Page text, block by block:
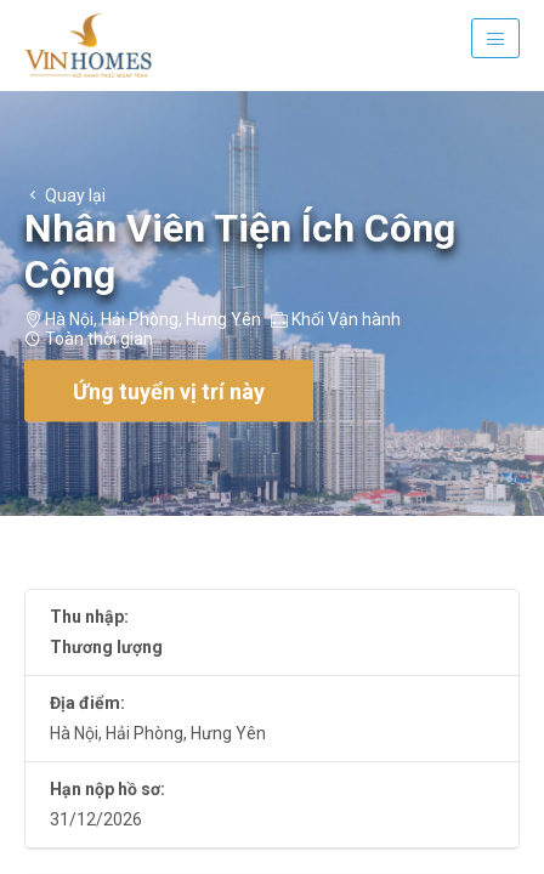
Quay lại
Nhân Viên Tiện Ích Công
Cộng
Hà Nội,Hải Phòng, Hưng Yên
Khối Vận hành
Toàn thời gian
Ứng tuyển vị trí này
Thu nhập:
Thương lượng
Địa điểm:
Hà Nội, Hải Phòng, Hưng Yên
Hạn nộp hồ sơ:
31/12/2026